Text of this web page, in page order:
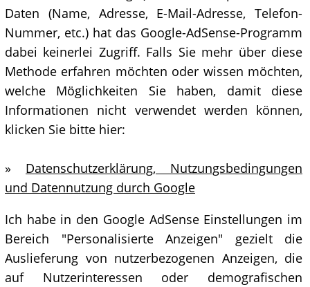
Daten (Name, Adresse, E-Mail-Adresse, Telefon-
Nummer, etc.) hat das Google-AdSense-Programm
dabei keinerlei Zugriff. Falls Sie mehr über diese
Methode erfahren möchten oder wissen möchten,
welche Möglichkeiten Sie haben, damit diese
Informationen nicht verwendet werden können,
klicken Sie bitte hier:
» Datenschutzerklärung, Nutzungsbedingungen
und Datennutzung durch Google
Ich habe in den Google AdSense Einstellungen im
Bereich "Personalisierte Anzeigen" gezielt die
Auslieferung von nutzerbezogenen Anzeigen, die
auf Nutzerinteressen oder demografischen